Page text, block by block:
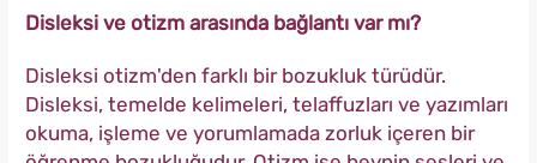
Disleksi ve otizm arasında bağlantı var mı?
Disleksi otizm'den farklı bir bozukluk türüdür.
Disleksi, temelde kelimeleri, telaffuzları ve yazımları
okuma, işleme ve yorumlamada zorluk içeren bir